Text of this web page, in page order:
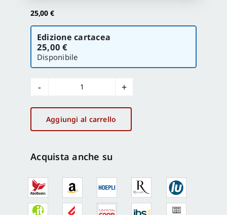
Proposte di pubblicazione
Gangemi Editore
Newsletter
25,00 €
Scegli
versione
Edizione cartacea
25,00 €
Disponibile
Architetture
liberate
/
Liberated
quantità
Aggiungi al carrello
Acquista anche su